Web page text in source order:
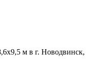
м в г. Новодвинск,